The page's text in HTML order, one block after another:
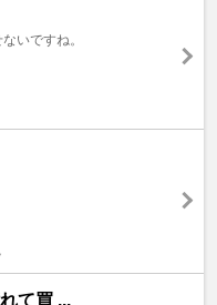
いですね。
て買 ...